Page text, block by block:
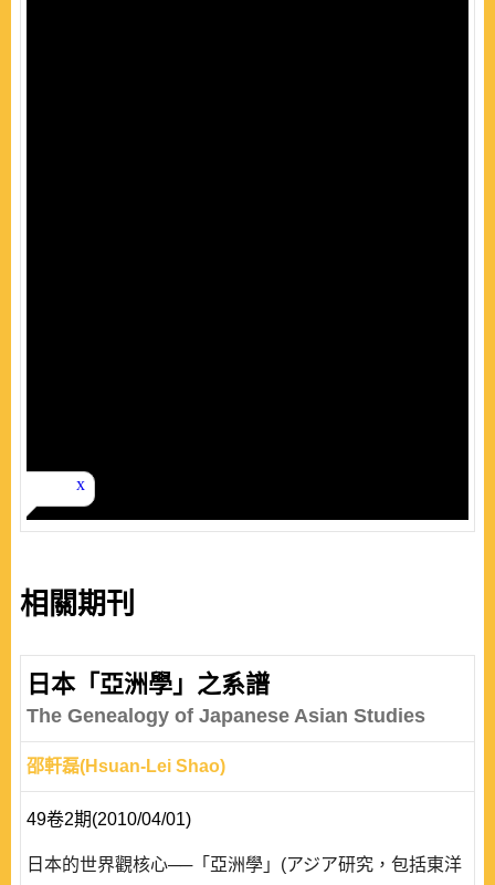
相關期刊
日本「亞洲學」之系譜
The Genealogy of Japanese Asian Studies
邵軒磊(Hsuan-Lei Shao)
49卷2期(2010/04/01)
日本的世界觀核心──「亞洲學」(アジア研究，包括東洋